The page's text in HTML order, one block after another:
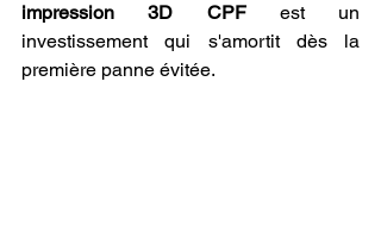
impression 3D CPF est un
investissement qui s'amortit dès la
première panne évitée.